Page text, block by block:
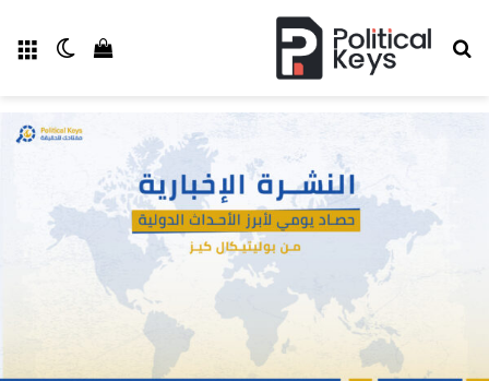
إستعراض بحث عن